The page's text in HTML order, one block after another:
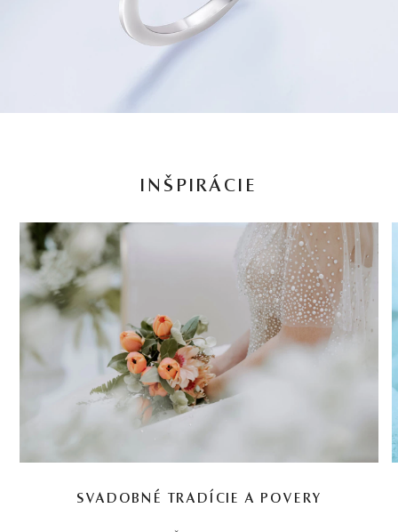
INŠPIRÁCIE
SVADOBNÉ TRADÍCIE A POVERY